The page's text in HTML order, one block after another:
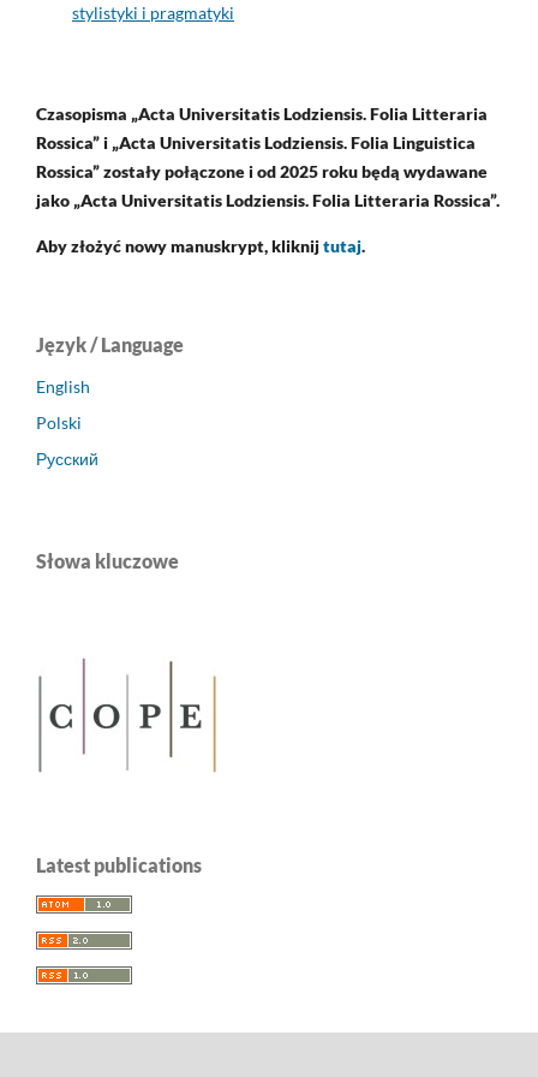
stylistyki i pragmatyki
Czasopisma „Acta Universitatis Lodziensis. Folia Litteraria
Rossica” i „Acta Universitatis Lodziensis. Folia Linguistica
Rossica” zostały połączone i od 2025 roku będą wydawane
jako „Acta Universitatis Lodziensis. Folia Litteraria Rossica”.
Aby złożyć nowy manuskrypt, kliknijtutaj.
Język / Language
English
Polski
Русский
Słowa kluczowe
Latest publications